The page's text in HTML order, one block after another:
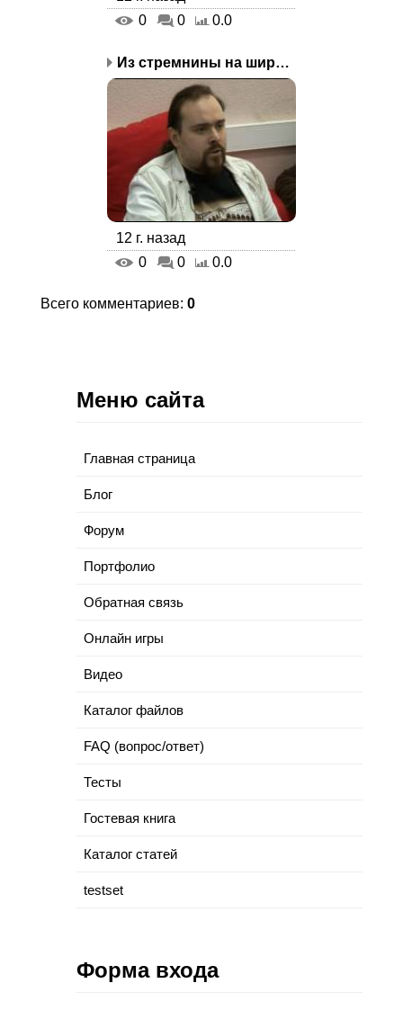
0
0 0.0
Из стремнины на широкий...
12 г. назад
0
0 0.0
Всего комментариев: 0
Меню сайта
Главная страница
Блог
Форум
Портфолио
Обратная связь
Онлайн игры
Видео
Каталог файлов
FAQ (вопрос/ответ)
Тесты
Гостевая книга
Каталог статей
testset
Форма входа